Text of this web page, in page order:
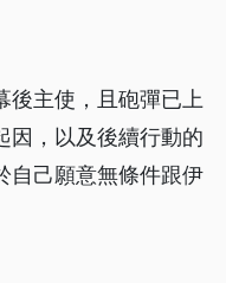
後主使，且砲彈已上
因，以及後續行動的
自己願意無條件跟伊